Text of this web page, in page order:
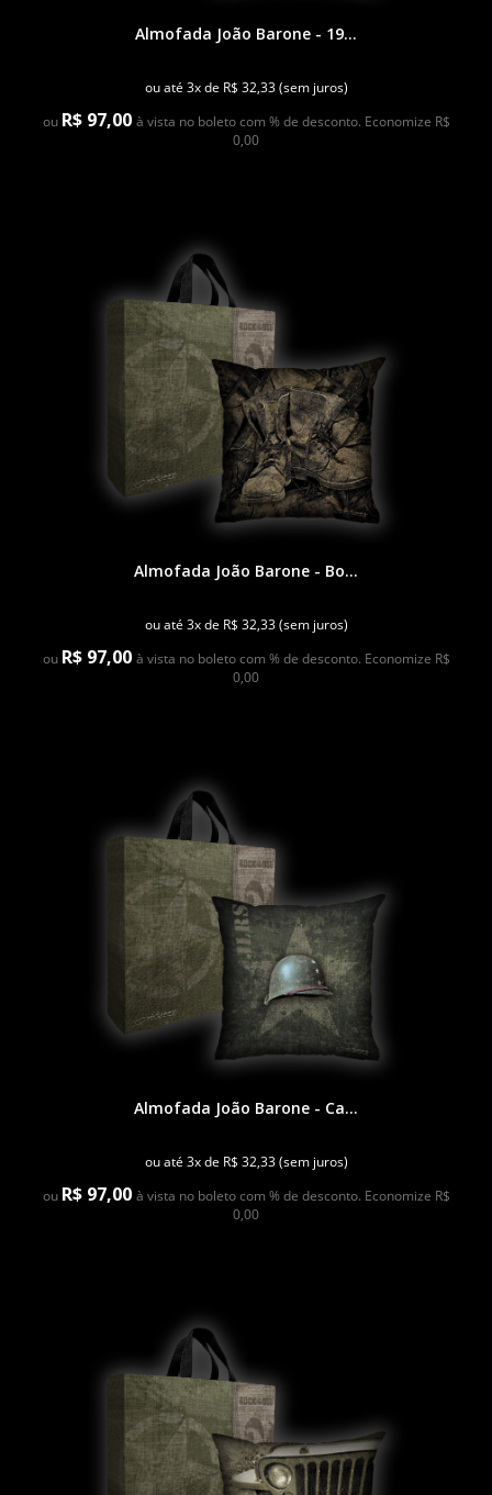
Almofada João Barone - 19...
ou até 3x de R$ 32,33 (sem juros)
ou R$ 97,00 à vista no boleto com % de desconto. Economize R$
0,00
Almofada João Barone - Bo...
ou até 3x de R$ 32,33 (sem juros)
ou R$ 97,00 à vista no boleto com % de desconto. Economize R$
0,00
Almofada João Barone - Ca...
ou até 3x de R$ 32,33 (sem juros)
ou R$ 97,00 à vista no boleto com % de desconto. Economize R$
0,00